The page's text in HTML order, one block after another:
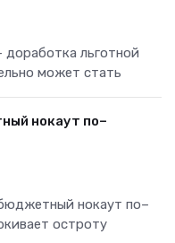
льготной
может стать
нокаут по–
нокаут по–
остроту